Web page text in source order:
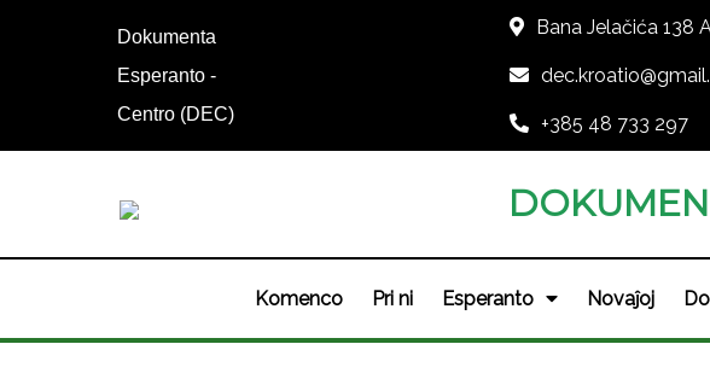
Dokumenta
Esperanto -
Centro (DEC)
Bana Jelačića 138
+385 48 733 297
Komenco Pri ni Esperanto Novaĵoj